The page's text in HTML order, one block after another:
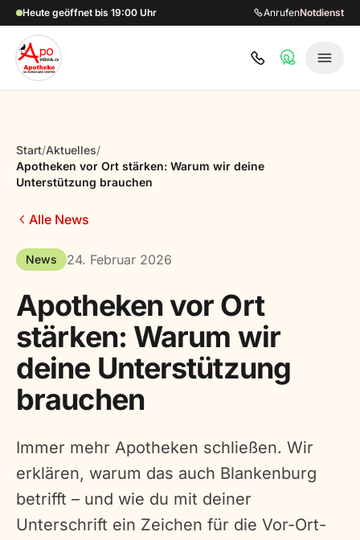
Zum Hauptinhalt springen
Heute geöffnet bis 19:00 Uhr AnrufenNotdienst
Start/Aktuelles/
Apotheken vor Ort stärken: Warum wir deine
Unterstützung brauchen
Alle News
News 24. Februar 2026
Apotheken vor Ort
stärken: Warum wir
deine Unterstützung
brauchen
Immer mehr Apotheken schließen. Wir
erklären, warum das auch Blankenburg
betrifft – und wie du mit deiner
Unterschrift ein Zeichen für die Vor-Ort-